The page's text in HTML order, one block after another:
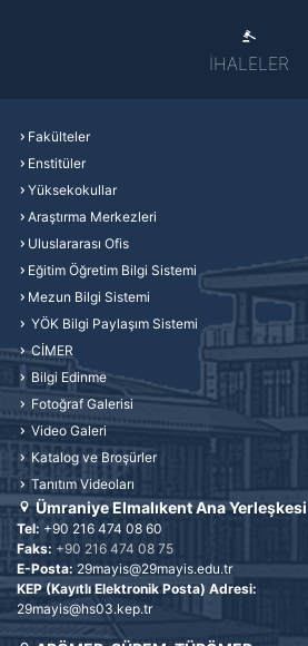
İHALELER
Fakülteler
Enstitüler
Yüksekokullar
Araştırma Merkezleri
Uluslararası Ofis
Eğitim Öğretim Bilgi Sistemi
Mezun Bilgi Sistemi
YÖK Bilgi Paylaşım Sistemi
CİMER
Bilgi Edinme
Fotoğraf Galerisi
Video Galeri
Katalog ve Broşürler
Tanıtım Videoları
Ümraniye Elmalıkent Ana Yerleşkesi
Tel: +90 216 474 08 60
Faks: +90 216 474 08 75
E-Posta: 29mayis@29mayis.edu.tr
KEP (Kayıtlı Elektronik Posta) Adresi:
29mayis@hs03.kep.tr